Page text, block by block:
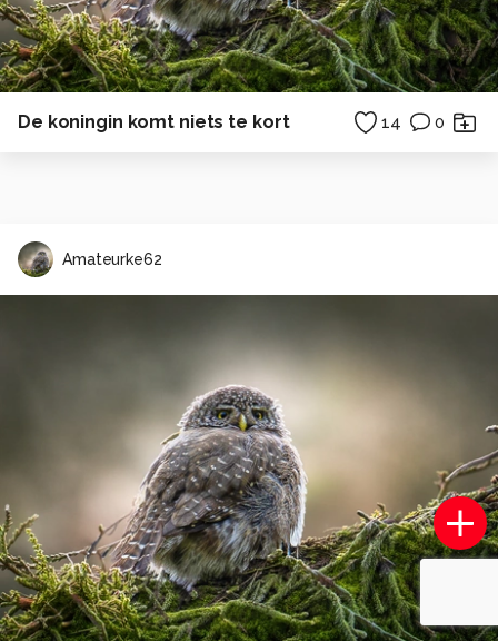
De koningin komt niets te kort 14 0
Amateurke62